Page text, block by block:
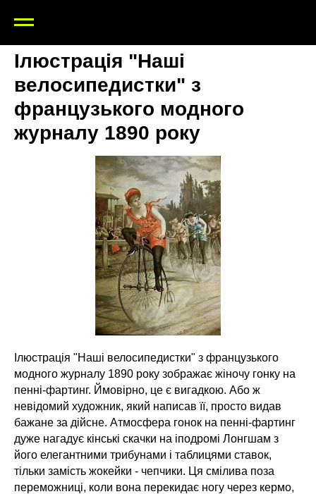
Ілюстрація "Наші
велосипедистки" з
французького модного
журналу 1890 року
Ілюстрація "Наші велосипедистки" з французького
модного журналу 1890 року зображає жіночу гонку на
пенні-фартинг. Ймовірно, це є вигадкою. Або ж
невідомий художник, який написав її, просто видав
бажане за дійсне. Атмосфера гонок на пенні-фартинг
дуже нагадує кінські скачки на іподромі Лонгшам з
його елегантними трибунами і таблицями ставок,
тільки замість жокейки - чепчики. Ця смілива поза
переможниці, коли вона перекидає ногу через кермо,